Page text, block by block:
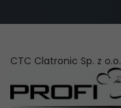
CTC Clatronic Sp. z o.o.